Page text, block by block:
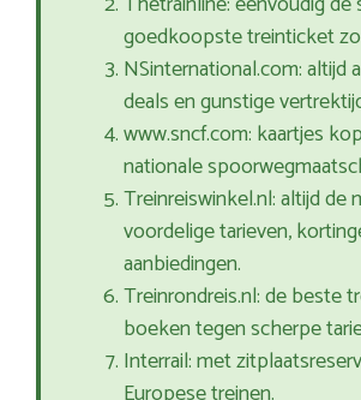
goedkoopste treinticket
NSinternational.com: altijd
deals en gunstige
www.sncf.com: kaartjes
nationale
Treinreiswinkel.nl: altijd de
voordelige tarieven,
aanbiedingen.
Treinrondreis.nl: de beste
boeken tegen scherpe
Interrail: met